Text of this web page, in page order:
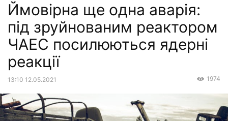
Ймовірна ще одна аварія:
під зруйнованим реактором
ЧАЕС посилюються ядерні
реакції
13:10 12.05.2021 1974